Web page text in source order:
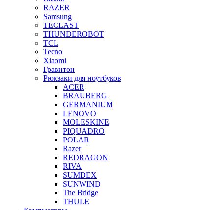
RAZER
Samsung
TECLAST
THUNDEROBOT
TCL
Tecno
Xiaomi
Гравитон
Рюкзаки для ноутбуков
ACER
BRAUBERG
GERMANIUM
LENOVO
MOLESKINE
PIQUADRO
POLAR
Razer
REDRAGON
RIVA
SUMDEX
SUNWIND
The Bridge
THULE